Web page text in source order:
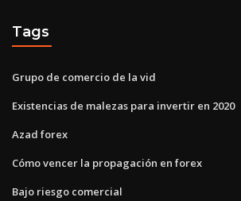
Tags
Grupo de comercio de la vid
Existencias de malezas para invertir en 2020
Azad forex
Cómo vencer la propagación en forex
Bajo riesgo comercial